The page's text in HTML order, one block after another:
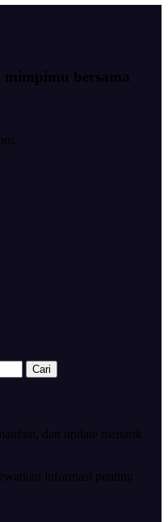
mimpimu bersama
dan update menarik
informasi penting